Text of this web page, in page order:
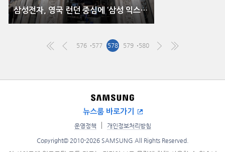
삼성전자, 영국 런던 중심에 ‘삼성 익스피리언스 스토어’ 확장 오픈
576 577 578 579 580
뉴스룸 바로가기
운영정책 개인정보처리방침
Copyright© 2010-2026 SAMSUNG All Rights Reserved.